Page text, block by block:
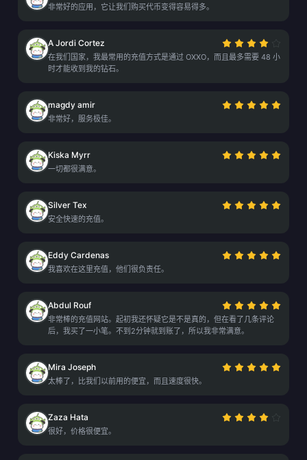
非常好的应用，它让我们购买代币变得容易得多。
A Jordi Cortez
在我们国家，我最常用的充值方式是通过 OXXO，而且最多需要 48 小
时才能收到我的钻石。
magdy amir
非常好，服务极佳。
Kiska Myrr
一切都很满意。
Silver Tex
安全快速的充值。
Eddy Cardenas
我喜欢在这里充值，他们很负责任。
Abdul Rouf
非常棒的充值网站。起初我还怀疑它是不是真的，但在看了几条评论
后，我买了一小笔。不到2分钟就到账了，所以我非常满意。
Mira Joseph
太棒了，比我们以前用的便宜，而且速度很快。
Zaza Hata
很好，价格很便宜。